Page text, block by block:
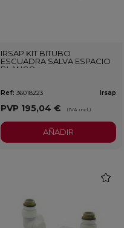
IRSAP KIT BITUBO
ESCUADRA SALVA ESPACIO
BLANCO
Ref: 36018223 Irsap
PVP 195,04 € (IVA incl.)
AÑADIR